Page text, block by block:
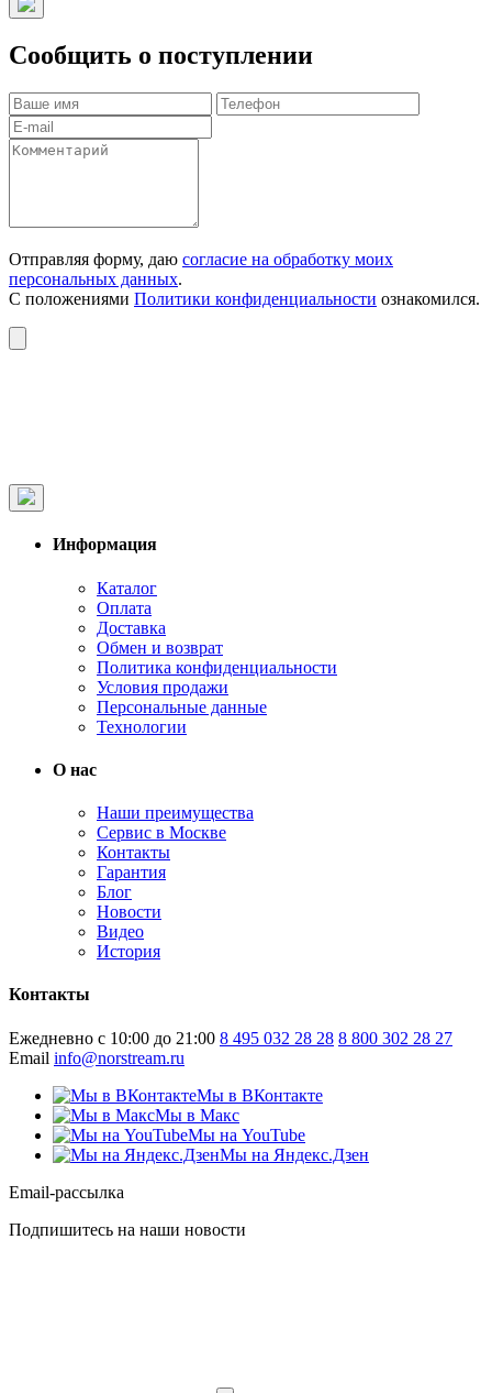
Сообщить о поступлении
Отправляя форму, даю согласие на обработку моих
персональных данных.
С положениями Политики конфиденциальности ознакомился.
Информация
Каталог
Оплата
Доставка
Обмен и возврат
Политика конфиденциальности
Условия продажи
Персональные данные
Технологии
О нас
Наши преимущества
Сервис в Москве
Контакты
Гарантия
Блог
Новости
Видео
История
Контакты
Ежедневно с 10:00 до 21:00 8 495 032 28 28 8 800 302 28 27
Email info@norstream.ru
Мы в ВКонтакте
Мы в Макс
Мы на YouTube
Мы на Яндекс.Дзен
Email-рассылка
Подпишитесь на наши новости